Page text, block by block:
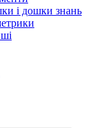
і дошки знань